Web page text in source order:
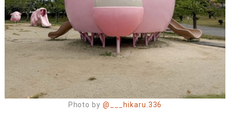
Photo by @___hikaru.336